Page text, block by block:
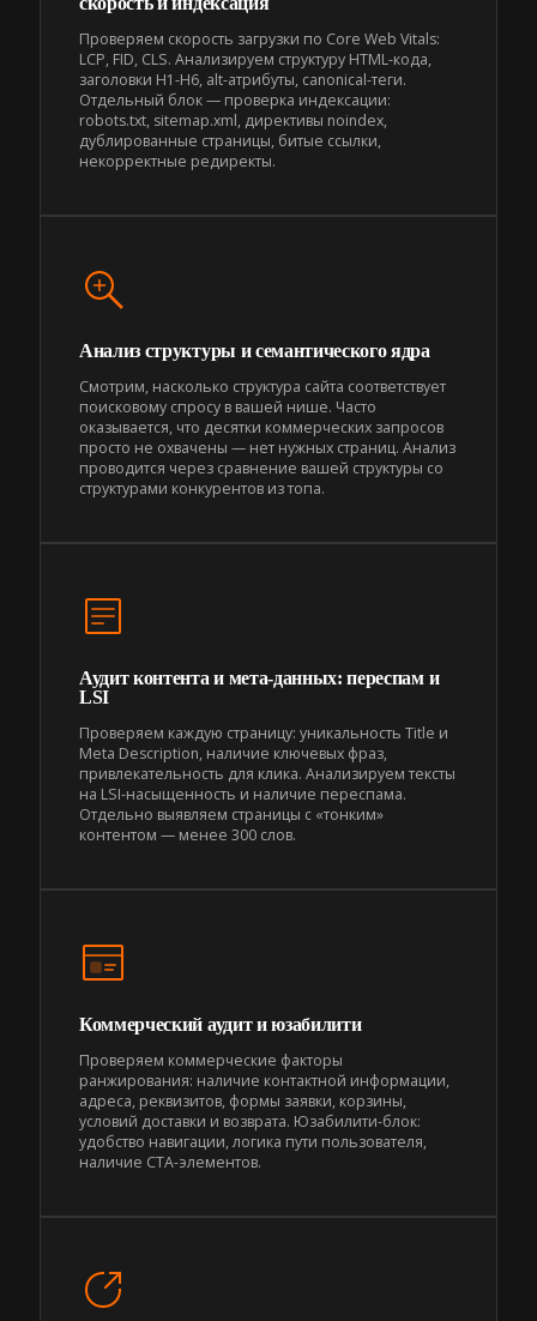
Проверяем скорость загрузки по Core Web Vitals:
LCP, FID, CLS. Анализируем структуру HTML-кода,
заголовки H1-H6, alt-атрибуты, canonical-теги.
Отдельный блок — проверка индексации:
robots.txt, sitemap.xml, директивы noindex,
дублированные страницы, битые ссылки,
некорректные редиректы.
Анализ структуры и семантического ядра
Смотрим, насколько структура сайта соответствует
поисковому спросу в вашей нише. Часто
оказывается, что десятки коммерческих запросов
просто не охвачены — нет нужных страниц. Анализ
проводится через сравнение вашей структуры со
структурами конкурентов из топа.
Аудит контента и мета-данных: переспам и
LSI
Проверяем каждую страницу: уникальность Title и
Meta Description, наличие ключевых фраз,
привлекательность для клика. Анализируем тексты
на LSI-насыщенность и наличие переспама.
Отдельно выявляем страницы с «тонким»
контентом — менее 300 слов.
Коммерческий аудит и юзабилити
Проверяем коммерческие факторы
ранжирования: наличие контактной информации,
адреса, реквизитов, формы заявки, корзины,
условий доставки и возврата. Юзабилити-блок:
удобство навигации, логика пути пользователя,
наличие CTA-элементов.